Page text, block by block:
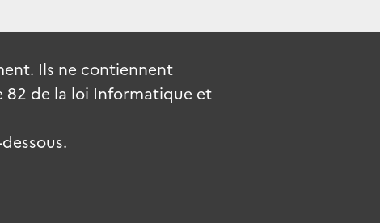
Ils ne contiennent
82 de la loi Informatique et